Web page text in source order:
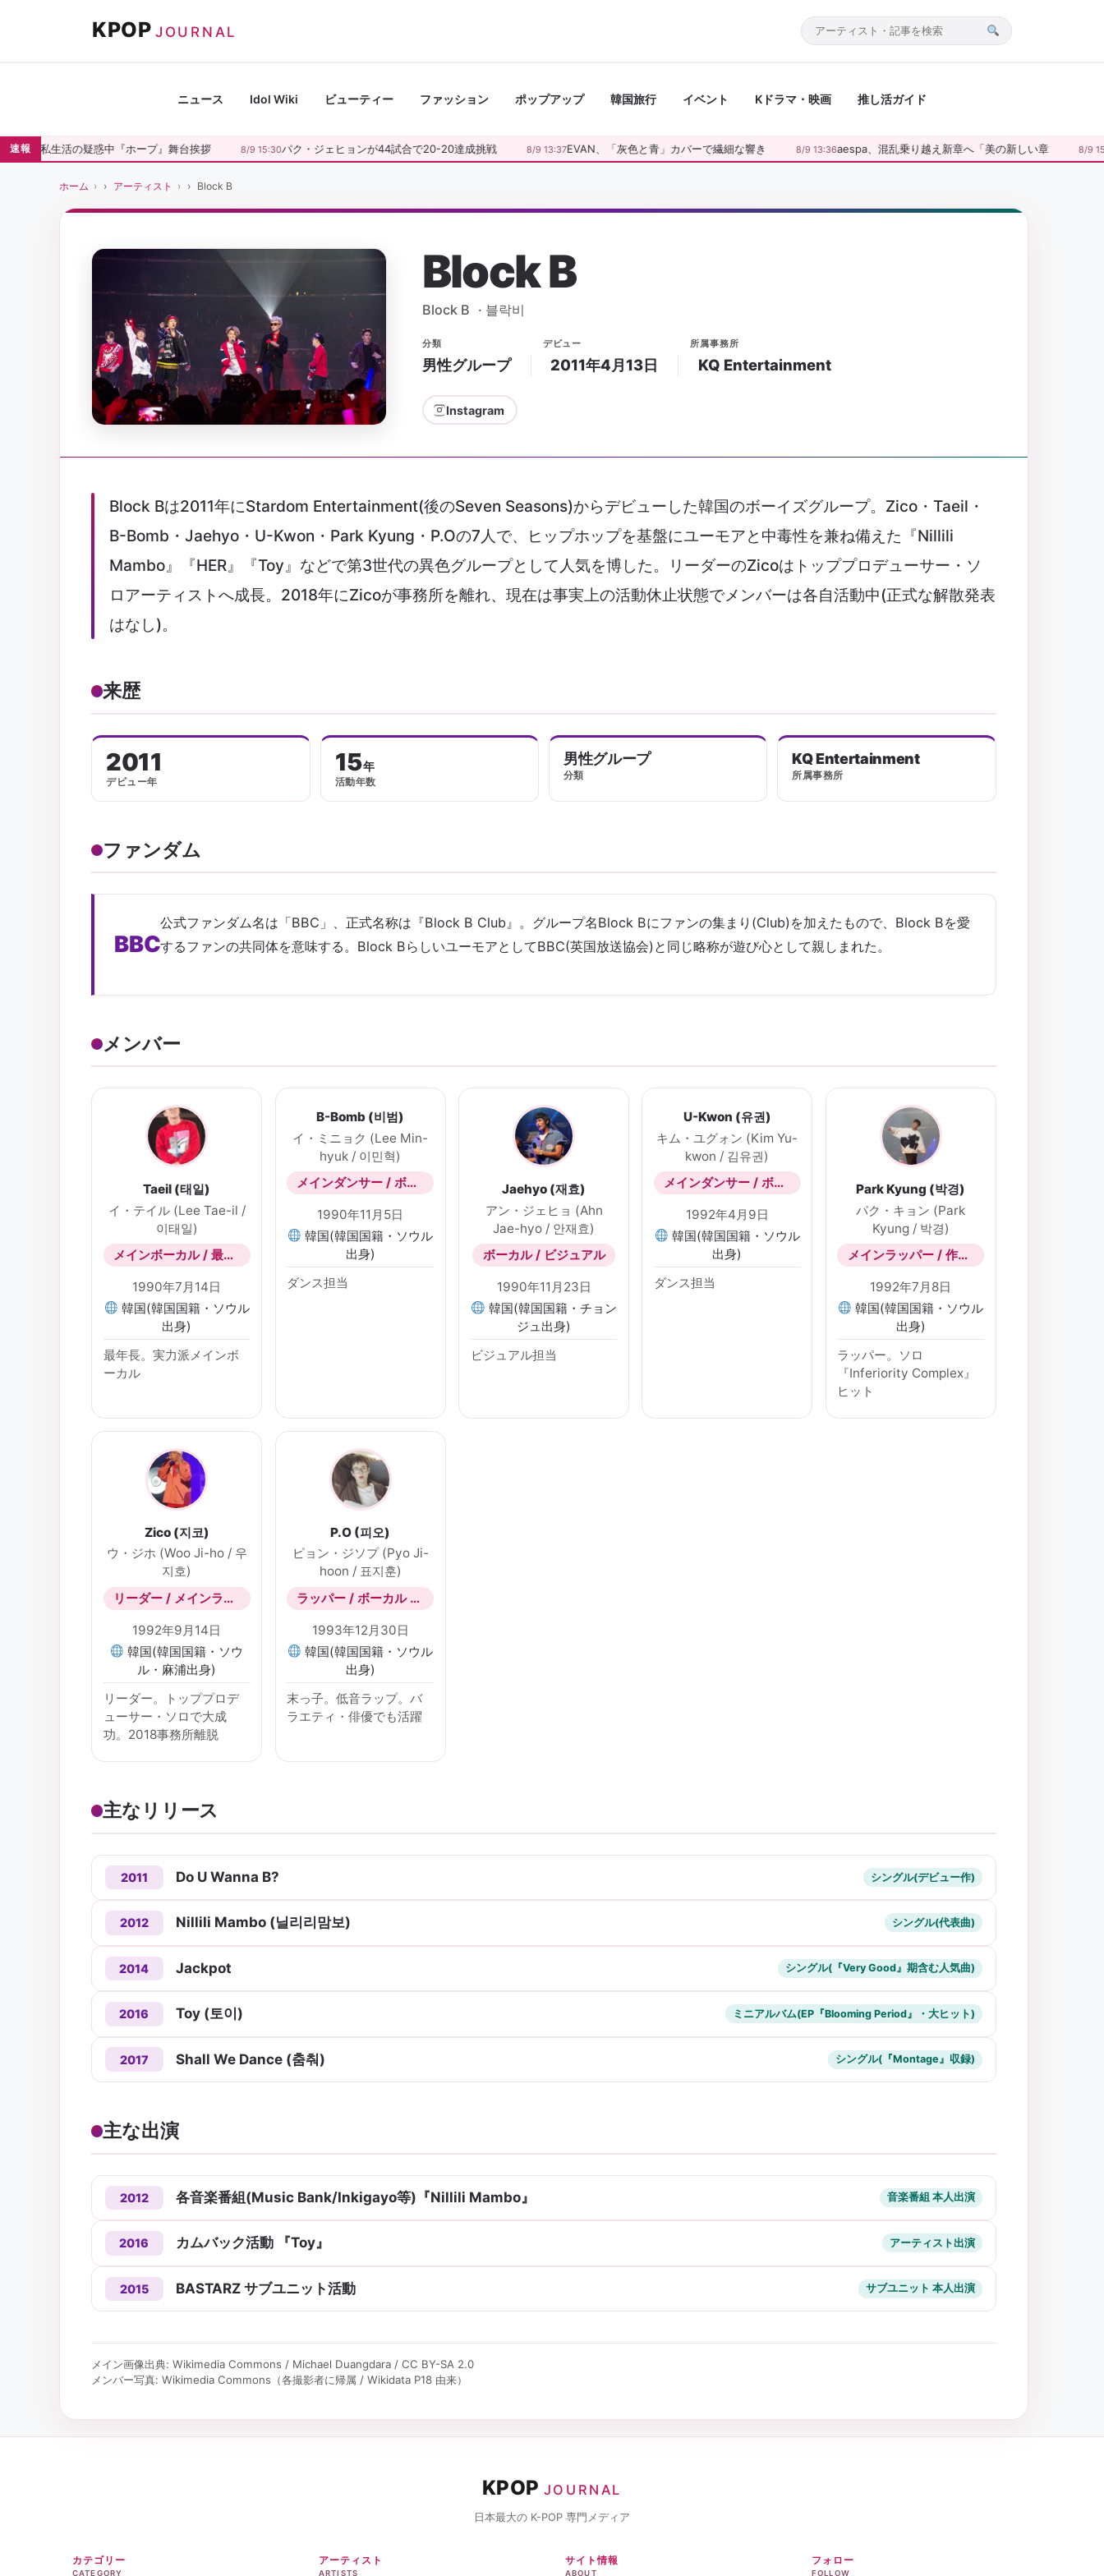
ス
キ
KPOP JOURNAL
サ
内
索
ニュース Idol Wiki ビューティー ファッション ポップアップ 韓国旅行 イベント Kドラマ・映画 推し活ガイド
速報
民、私生活の疑惑中『ホープ』舞台挨拶 8/9 15:30パク・ジェヒョンが44試合で20-20達成挑戦 8/9 13:37EVAN、「灰色と青」カバーで繊細な響き 8/9 13:36aespa、混乱乗り越え新章へ「美の新しい章 8/9
ホーム アーティスト Block B
Block B
Block B · 블락비
分類
男性グループ
デビュー
2011年4月13日
所属事務所
KQ Entertainment
Instagram
Block Bは2011年にStardom Entertainment(後のSeven Seasons)からデビューした韓国のボーイズグループ。Zico・Taeil・
B-Bomb・Jaehyo・U-Kwon・Park Kyung・P.Oの7人で、ヒップホップを基盤にユーモアと中毒性を兼ね備えた『Nillili
Mambo』『HER』『Toy』などで第3世代の異色グループとして人気を博した。リーダーのZicoはトッププロデューサー・ソ
ロアーティストへ成長。2018年にZicoが事務所を離れ、現在は事実上の活動休止状態でメンバーは各自活動中(正式な解散発表
はなし)。
来歴
2011
デビュー年
15年
活動年数
男性グループ
分類
KQ Entertainment
所属事務所
ファンダム
BBC
公式ファンダム名は「BBC」、正式名称は『Block B Club』。グループ名Block Bにファンの集まり(Club)を加えたもので、Block Bを愛
するファンの共同体を意味する。Block BらしいユーモアとしてBBC(英国放送協会)と同じ略称が遊び心として親しまれた。
メンバー
Taeil (태일)
イ・テイル (Lee Tae-il /
이태일)
メインボーカル / 最年長
1990年7月14日
韓国(韓国国籍・ソウル
出身)
最年長。実力派メインボ
ーカル
B-Bomb (비범)
イ・ミニョク (Lee Min-
hyuk / 이민혁)
メインダンサー / ボーカル
1990年11月5日
韓国(韓国国籍・ソウル
出身)
ダンス担当
Jaehyo (재효)
アン・ジェヒョ (Ahn
Jae-hyo / 안재효)
ボーカル / ビジュアル
1990年11月23日
韓国(韓国国籍・チョン
ジュ出身)
ビジュアル担当
U-Kwon (유권)
キム・ユグォン (Kim Yu-
kwon / 김유권)
メインダンサー / ボーカル
1992年4月9日
韓国(韓国国籍・ソウル
出身)
ダンス担当
Park Kyung (박경)
パク・キョン (Park
Kyung / 박경)
メインラッパー / 作詞作曲
1992年7月8日
韓国(韓国国籍・ソウル
出身)
ラッパー。ソロ
『Inferiority Complex』
ヒット
Zico (지코)
ウ・ジホ (Woo Ji-ho / 우
지호)
リーダー / メインラッパー / プロデューサー
1992年9月14日
韓国(韓国国籍・ソウ
ル・麻浦出身)
リーダー。トッププロデ
ューサー・ソロで大成
功。2018事務所離脱
P.O (피오)
ピョン・ジソプ (Pyo Ji-
hoon / 표지훈)
ラッパー / ボーカル / マンネ
1993年12月30日
韓国(韓国国籍・ソウル
出身)
末っ子。低音ラップ。バ
ラエティ・俳優でも活躍
主なリリース
2011 Do U Wanna B? シングル(デビュー作)
2012 Nillili Mambo (닐리리맘보) シングル(代表曲)
2014 Jackpot シングル(『Very Good』期含む人気曲)
2016 Toy (토이) ミニアルバム(EP『Blooming Period』・大ヒット)
2017 Shall We Dance (춤춰) シングル(『Montage』収録)
主な出演
2012 各音楽番組(Music Bank/Inkigayo等)『Nillili Mambo』 音楽番組 本人出演
2016 カムバック活動 『Toy』 アーティスト出演
2015 BASTARZ サブユニット活動 サブユニット 本人出演
メイン画像出典: Wikimedia Commons / Michael Duangdara / CC BY-SA 2.0
メンバー写真: Wikimedia Commons（各撮影者に帰属 / Wikidata P18 由来）
KPOP JOURNAL
日本最大の K-POP 専門メディア
カテゴリー
CATEGORY
アーティスト
ARTISTS
サイト情報
ABOUT
フォロー
FOLLOW